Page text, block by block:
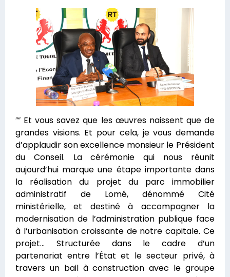
”” Et vous savez que les œuvres naissent que de
grandes visions. Et pour cela, je vous demande
d’applaudir son excellence monsieur le Président
du Conseil. La cérémonie qui nous réunit
aujourd’hui marque une étape importante dans
la réalisation du projet du parc immobilier
administratif de Lomé, dénommé Cité
ministérielle, et destiné à accompagner la
modernisation de l’administration publique face
à l’urbanisation croissante de notre capitale. Ce
projet… Structurée dans le cadre d’un
partenariat entre l’État et le secteur privé, à
travers un bail à construction avec le groupe